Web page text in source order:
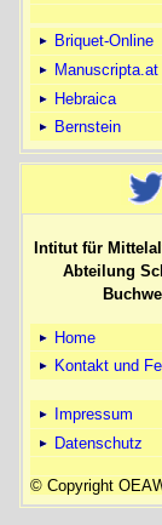
Briquet-Online
Manuscripta.at
Hebraica
Bernstein
Intitut für
Abteilung
Home
Kontakt und
Impressum
Datenschutz
© Copyright